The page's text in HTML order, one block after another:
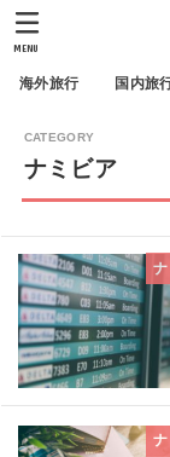
海外旅行 国内旅
MENU
ナミビア